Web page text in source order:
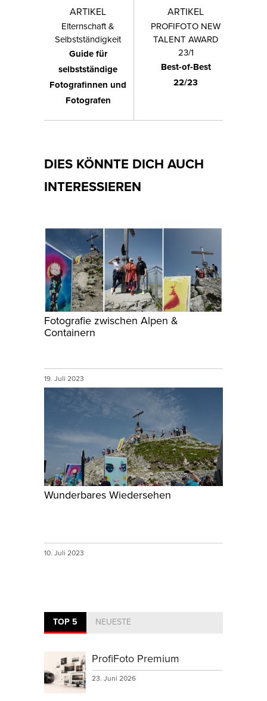
ARTIKEL
Elternschaft &
Selbstständigkeit
Guide für
selbstständige
Fotografinnen und
Fotografen
ARTIKEL
PROFIFOTO NEW
TALENT AWARD
23/1
Best-of-Best
22/23
DIES KÖNNTE DICH AUCH
INTERESSIEREN
Fotografie zwischen Alpen &
Containern
19. Juli 2023
Wunderbares Wiedersehen
10. Juli 2023
TOP 5 NEUESTE
ProfiFoto Premium
23. Juni 2026